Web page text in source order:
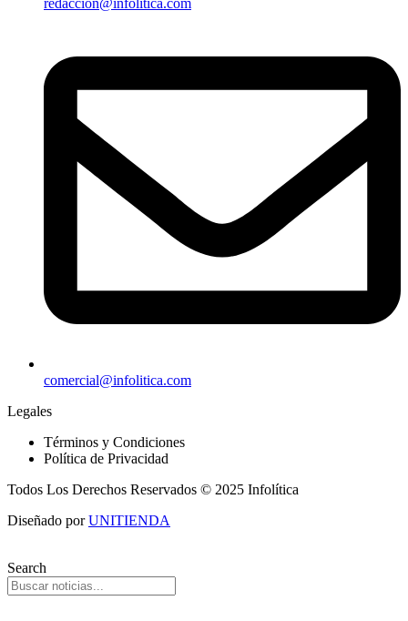
redaccion@infolitica.com
comercial@infolitica.com
Legales
Términos y Condiciones
Política de Privacidad
Todos Los Derechos Reservados © 2025 Infolítica
Diseñado porUNITIENDA
Search